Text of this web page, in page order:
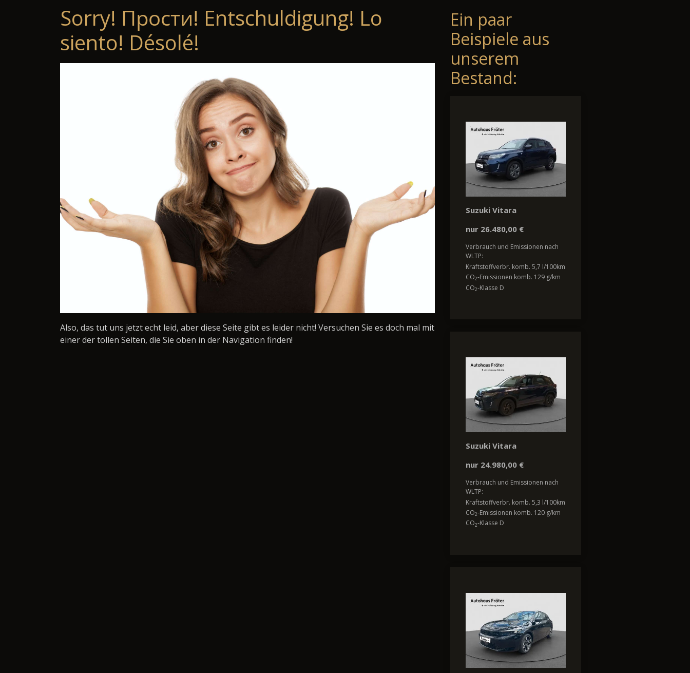
Sorry! Прости! Entschuldigung! Lo
siento! Désolé!
Also, das tut uns jetzt echt leid, aber diese Seite gibt es leider nicht! Versuchen Sie es doch mal mit
einer der tollen Seiten, die Sie oben in der Navigation finden!
Ein paar
Beispiele aus
unserem
Bestand:
Suzuki Vitara
nur 26.480,00 €
Verbrauch und Emissionen nach
WLTP:
Kraftstoffverbr. komb. 5,7 l/100km
CO2-Emissionen komb. 129 g/km
CO2-Klasse D
Suzuki Vitara
nur 24.980,00 €
Verbrauch und Emissionen nach
WLTP:
Kraftstoffverbr. komb. 5,3 l/100km
CO2-Emissionen komb. 120 g/km
CO2-Klasse D